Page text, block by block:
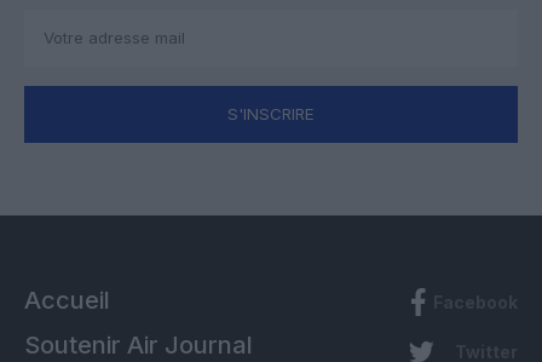
S'INSCRIRE
Accueil
Soutenir Air Journal